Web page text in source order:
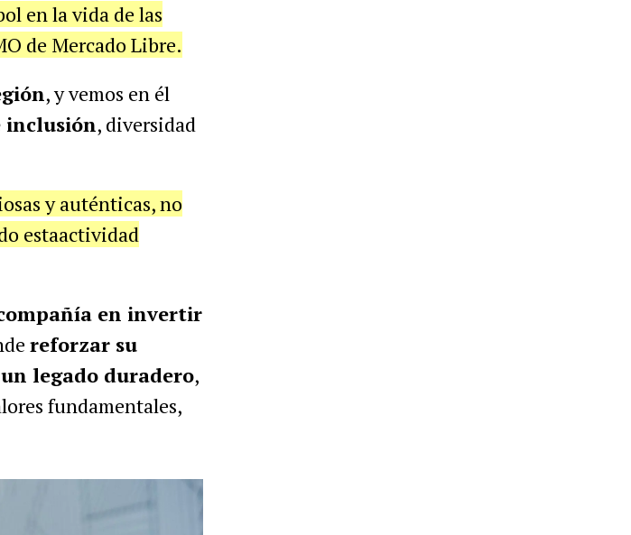
en la vida de las
de Mercado Libre.
, y vemos en él
inclusión, diversidad
y auténticas, no
estaactividad
en invertir
reforzar su
legado duradero,
fundamentales,